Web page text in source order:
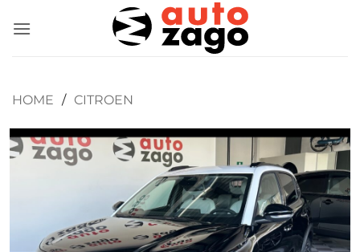
HOME / CITROEN